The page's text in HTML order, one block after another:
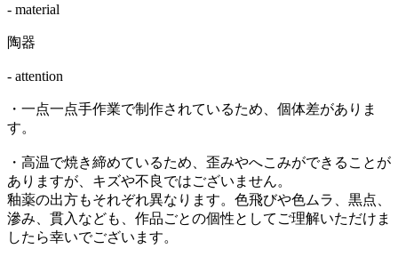
- material
陶器
- attention
・一点一点手作業で制作されているため、個体差がありま
す。
・高温で焼き締めているため、歪みやへこみができることが
ありますが、キズや不良ではございません。
釉薬の出方もそれぞれ異なります。色飛びや色ムラ、黒点、
滲み、貫入なども、作品ごとの個性としてご理解いただけま
したら幸いでございます。